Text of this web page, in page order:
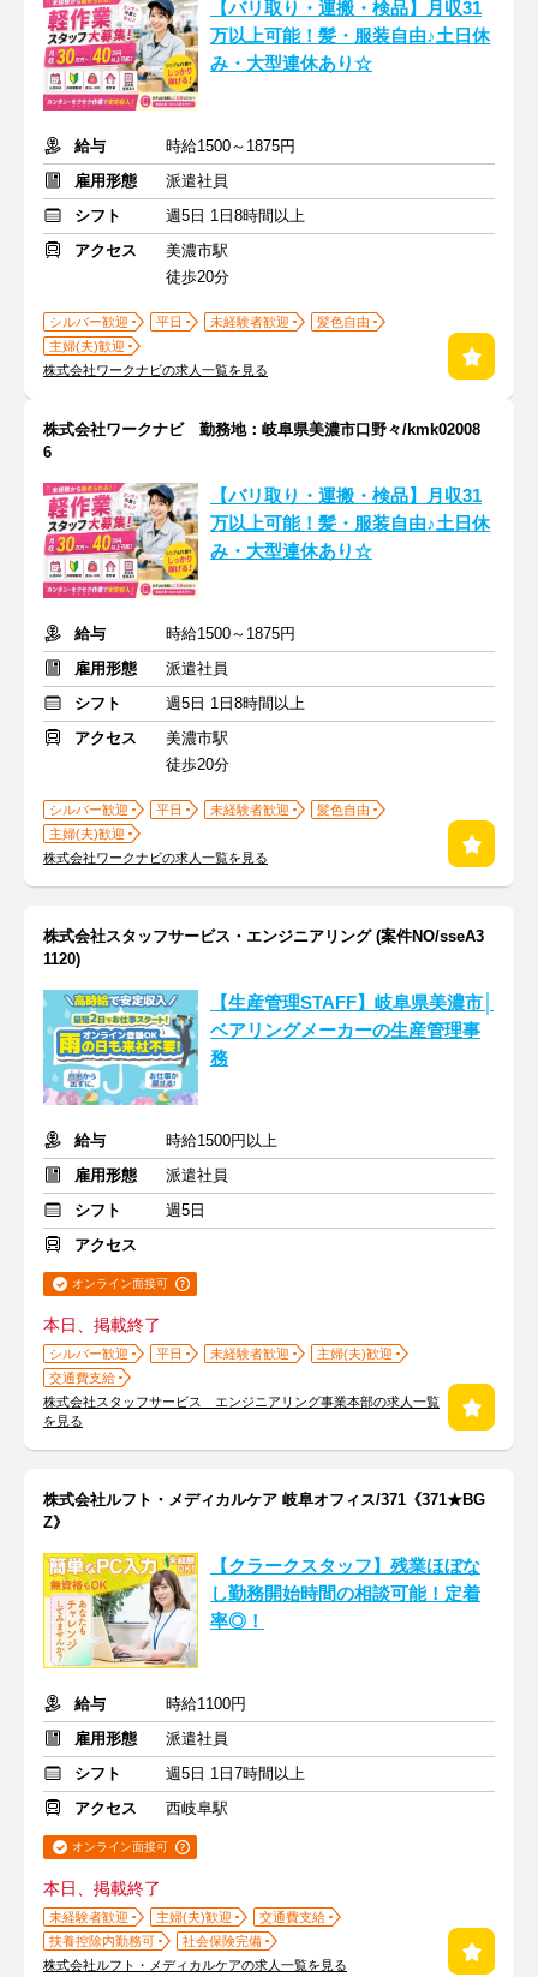
【バリ取り・運搬・検品】月収31
万以上可能！髪・服装自由♪土日休
み・大型連休あり☆
給与
時給1500～1875円
雇用形態
派遣社員
シフト
週5日 1日8時間以上
アクセス
美濃市駅
徒歩20分
シルバー歓迎 平日 未経験者歓迎
髪色自由
主婦(夫)歓迎
株式会社ワークナビの求人一覧を見る
株式会社ワークナビ 勤務地：岐阜県美濃市口野々/kmk02008
6
【バリ取り・運搬・検品】月収31
万以上可能！髪・服装自由♪土日休
み・大型連休あり☆
給与
時給1500～1875円
雇用形態
派遣社員
シフト
週5日 1日8時間以上
アクセス
美濃市駅
徒歩20分
シルバー歓迎 平日 未経験者歓迎
髪色自由
主婦(夫)歓迎
株式会社ワークナビの求人一覧を見る
株式会社スタッフサービス・エンジニアリング (案件NO/sseA3
1120)
【生産管理STAFF】岐阜県美濃市│
ベアリングメーカーの生産管理事
務
給与
時給1500円以上
雇用形態
派遣社員
シフト
週5日
アクセス
オンライン面接可
本日、掲載終了
シルバー歓迎 平日 未経験者歓迎
主婦(夫)歓迎
交通費支給
株式会社スタッフサービス エンジニアリング事業本部の求人一覧
を見る
株式会社ルフト・メディカルケア 岐阜オフィス/371《371★BG
Z》
【クラークスタッフ】残業ほぼな
し勤務開始時間の相談可能！定着
率◎！
給与
時給1100円
雇用形態
派遣社員
シフト
週5日 1日7時間以上
アクセス
西岐阜駅
オンライン面接可
本日、掲載終了
未経験者歓迎 主婦(夫)歓迎
交通費支給
扶養控除内勤務可
社会保険完備
株式会社ルフト・メディカルケアの求人一覧を見る